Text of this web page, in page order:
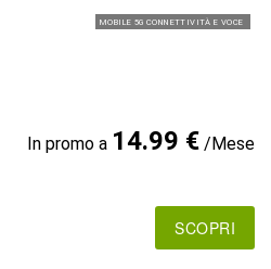
MOBILE 5G CONNETTIVITÀ E VOCE
In promo a 14.99 €/Mese
SCOPRI